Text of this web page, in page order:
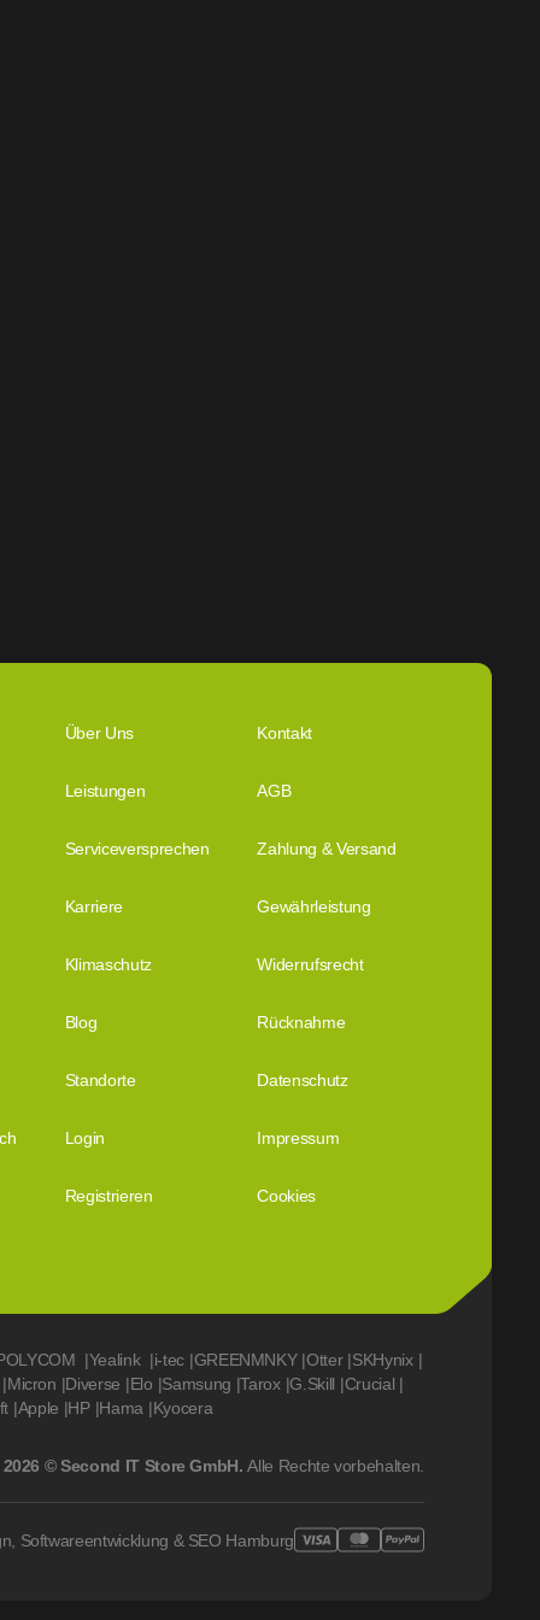
Über Uns Kontakt
Leistungen AGB
Serviceversprechen Zahlung & Versand
Karriere Gewährleistung
Klimaschutz Widerrufsrecht
Blog Rücknahme
Standorte Datenschutz
Login Impressum
Registrieren Cookies
|Yealink |i-tec |GREENMNKY |Otter |SKHynix |
|Micron |Diverse |Elo |Samsung |Tarox |G.Skill |Crucial |
|Apple |HP |Hama |Kyocera
2026 © Second IT Store GmbH.Alle Rechte vorbehalten.
Softwareentwicklung & SEO Hamburg